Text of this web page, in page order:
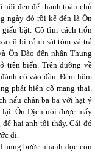
hội đen để thanh toán chủ
ngày đó rồi kế đến là Ôn
bặt. Cô tìm cách trốn
cô bị cảnh sát tóm và trả
Ôn Đào đến nhận Thung
trên biển. Trên đường về
cô vào đầu. Đêm hôm
phát hiện cô mang thai.
nấu chân ba ba với hạt ý
Ôn Dịch nói được mấy
hai anh tôi thấy. Cái đó
đi.
bước nhanh dọc con